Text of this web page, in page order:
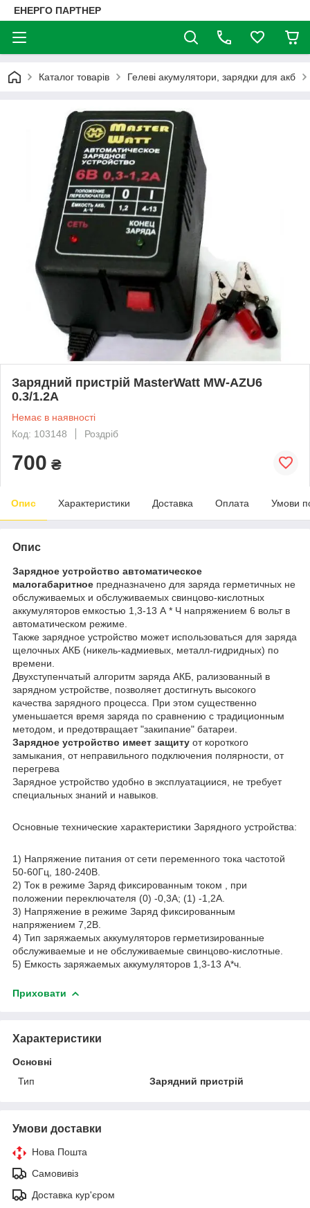
ЕНЕРГО ПАРТНЕР
Каталог товарів Гелеві акумулятори, зарядки для акб
Зарядний пристрій MasterWatt MW-AZU6
0.3/1.2A
Немає в наявності
Код: 103148
Роздріб
700 ₴
Опис Характеристики Доставка Оплата Умови
Опис
Зарядное устройство автоматическое
малогабаритное предназначено для заряда герметичных не
обслуживаемых и обслуживаемых свинцово-кислотных
аккумуляторов емкостью 1,3-13 А * Ч напряжением 6 вольт в
автоматическом режиме.
Также зарядное устройство может использоваться для заряда
щелочных АКБ (никель-кадмиевых, металл-гидридных) по
времени.
Двухступенчатый алгоритм заряда АКБ, рализованный в
зарядном устройстве, позволяет достигнуть высокого
качества зарядного процесса. При этом существенно
уменьшается время заряда по сравнению с традиционным
методом, и предотвращает "закипание" батареи.
Зарядное устройство имеет защиту от короткого
замыкания, от неправильного подключения полярности, от
перегрева
Зарядное устройство удобно в эксплуатациися, не требует
специальных знаний и навыков.
Основные технические характеристики Зарядного устройства:
1) Напряжение питания от сети переменного тока частотой
50-60Гц, 180-240В.
2) Ток в режиме Заряд фиксированным током , при
положении переключателя (0) -0,3А; (1) -1,2А.
3) Напряжение в режиме Заряд фиксированным
напряжением 7,2В.
4) Тип заряжаемых аккумуляторов герметизированные
обслуживаемые и не обслуживаемые свинцово-кислотные.
5) Емкость заряжаемых аккумуляторов 1,3-13 А*ч.
Приховати
Характеристики
Основні
Тип
Зарядний пристрій
Умови доставки
Нова Пошта
Самовивіз
Доставка кур'єром